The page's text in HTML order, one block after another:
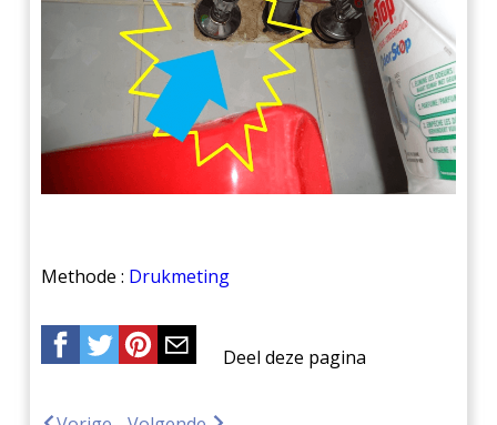
Methode : Drukmeting
Deel deze pagina